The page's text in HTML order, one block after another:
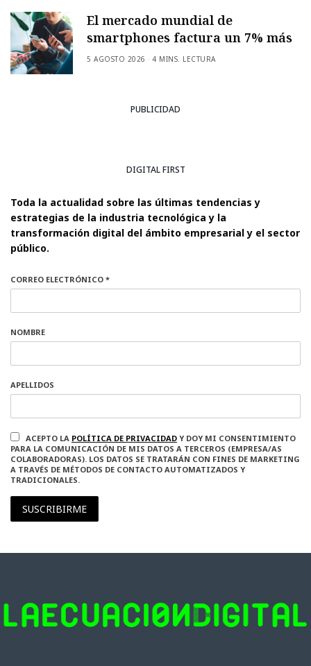
El mercado mundial de
smartphones factura un 7% más
5 AGOSTO 2026 4 MINS. LECTURA
PUBLICIDAD
DIGITAL FIRST
Toda la actualidad sobre las últimas tendencias y
estrategias de la industria tecnológica y la
transformación digital del ámbito empresarial y el sector
público.
CORREO ELECTRÓNICO *
NOMBRE
APELLIDOS
ACEPTO LA POLÍTICA DE PRIVACIDAD Y DOY MI CONSENTIMIENTO
PARA LA COMUNICACIÓN DE MIS DATOS A TERCEROS (EMPRESA/AS
COLABORADORAS). LOS DATOS SE TRATARÁN CON FINES DE MARKETING
A TRAVÉS DE MÉTODOS DE CONTACTO AUTOMATIZADOS Y
TRADICIONALES.
SUSCRIBIRME